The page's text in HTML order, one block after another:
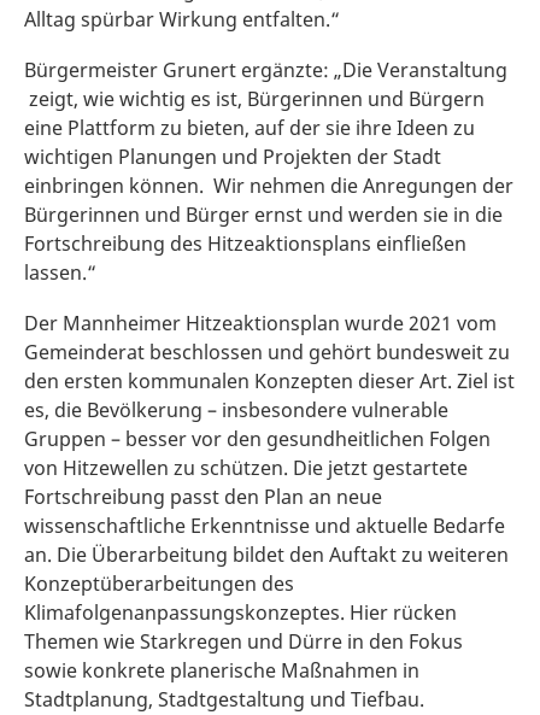
Alltag spürbar Wirkung entfalten.“
Bürgermeister Grunert ergänzte: „Die Veranstaltung
zeigt, wie wichtig es ist, Bürgerinnen und Bürgern
eine Plattform zu bieten, auf der sie ihre Ideen zu
wichtigen Planungen und Projekten der Stadt
einbringen können. Wir nehmen die Anregungen der
Bürgerinnen und Bürger ernst und werden sie in die
Fortschreibung des Hitzeaktionsplans einfließen
lassen.“
Der Mannheimer Hitzeaktionsplan wurde 2021 vom
Gemeinderat beschlossen und gehört bundesweit zu
den ersten kommunalen Konzepten dieser Art. Ziel ist
es, die Bevölkerung – insbesondere vulnerable
Gruppen – besser vor den gesundheitlichen Folgen
von Hitzewellen zu schützen. Die jetzt gestartete
Fortschreibung passt den Plan an neue
wissenschaftliche Erkenntnisse und aktuelle Bedarfe
an. Die Überarbeitung bildet den Auftakt zu weiteren
Konzeptüberarbeitungen des
Klimafolgenanpassungskonzeptes. Hier rücken
Themen wie Starkregen und Dürre in den Fokus
sowie konkrete planerische Maßnahmen in
Stadtplanung, Stadtgestaltung und Tiefbau.